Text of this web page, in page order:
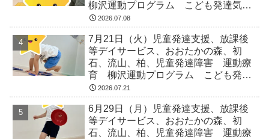
柳沢運動プログラム こども発達気に
なる 発達障害 放デイ 自閉症
2026.07.08
7月21日（火）児童発達支援、放課後
等デイサービス、おおたかの森、初
石、流山、柏、児童発達障害 運動療
育 柳沢運動プログラム こども発達
気になる 発達障害 放デイ 自閉
2026.07.21
6月29日（月）児童発達支援、放課後
等デイサービス、おおたかの森、初
石、流山、柏、児童発達障害 運動療